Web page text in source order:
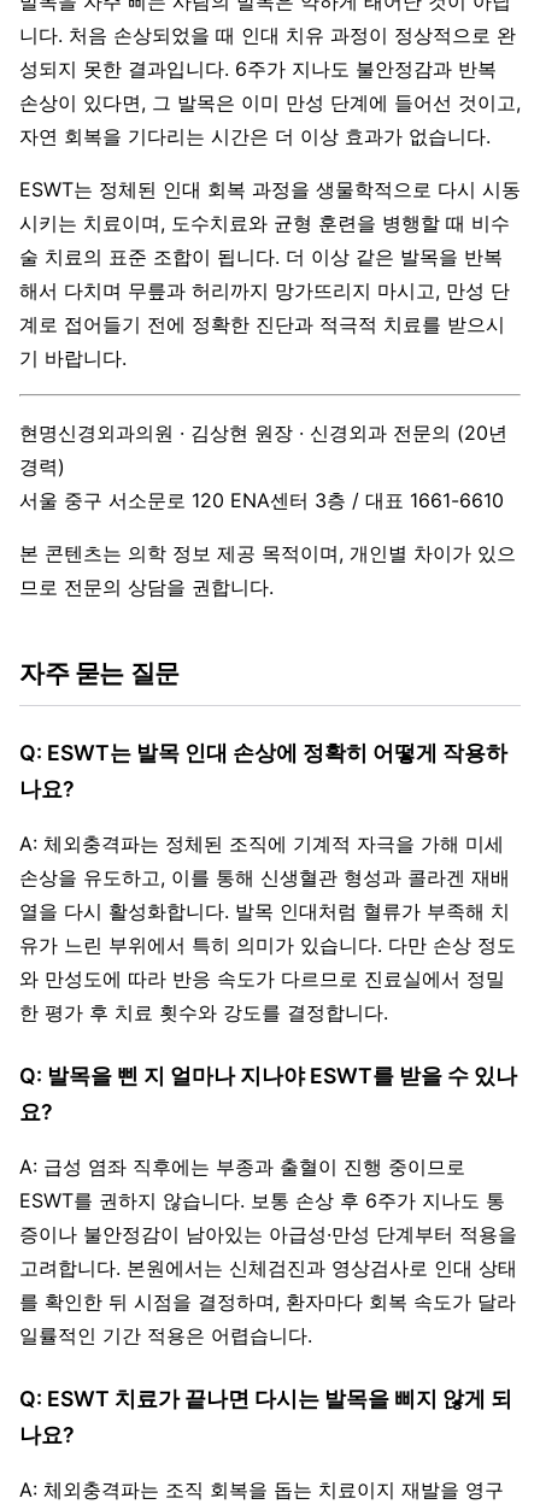
니다. 처음 손상되었을 때 인대 치유 과정이 정상적으로 완
성되지 못한 결과입니다. 6주가 지나도 불안정감과 반복
손상이 있다면, 그 발목은 이미 만성 단계에 들어선 것이고,
자연 회복을 기다리는 시간은 더 이상 효과가 없습니다.
ESWT는 정체된 인대 회복 과정을 생물학적으로 다시 시동
시키는 치료이며, 도수치료와 균형 훈련을 병행할 때 비수
술 치료의 표준 조합이 됩니다. 더 이상 같은 발목을 반복
해서 다치며 무릎과 허리까지 망가뜨리지 마시고, 만성 단
계로 접어들기 전에 정확한 진단과 적극적 치료를 받으시
기 바랍니다.
현명신경외과의원 · 김상현 원장 · 신경외과 전문의 (20년
경력)
서울 중구 서소문로 120 ENA센터 3층 / 대표 1661-6610
본 콘텐츠는 의학 정보 제공 목적이며, 개인별 차이가 있으
므로 전문의 상담을 권합니다.
자주 묻는 질문
Q: ESWT는 발목 인대 손상에 정확히 어떻게 작용하
나요?
A: 체외충격파는 정체된 조직에 기계적 자극을 가해 미세
손상을 유도하고, 이를 통해 신생혈관 형성과 콜라겐 재배
열을 다시 활성화합니다. 발목 인대처럼 혈류가 부족해 치
유가 느린 부위에서 특히 의미가 있습니다. 다만 손상 정도
와 만성도에 따라 반응 속도가 다르므로 진료실에서 정밀
한 평가 후 치료 횟수와 강도를 결정합니다.
Q: 발목을 삔 지 얼마나 지나야 ESWT를 받을 수 있나
요?
A: 급성 염좌 직후에는 부종과 출혈이 진행 중이므로
ESWT를 권하지 않습니다. 보통 손상 후 6주가 지나도 통
증이나 불안정감이 남아있는 아급성·만성 단계부터 적용을
고려합니다. 본원에서는 신체검진과 영상검사로 인대 상태
를 확인한 뒤 시점을 결정하며, 환자마다 회복 속도가 달라
일률적인 기간 적용은 어렵습니다.
Q: ESWT 치료가 끝나면 다시는 발목을 삐지 않게 되
나요?
A: 체외충격파는 조직 회복을 돕는 치료이지 재발을 영구